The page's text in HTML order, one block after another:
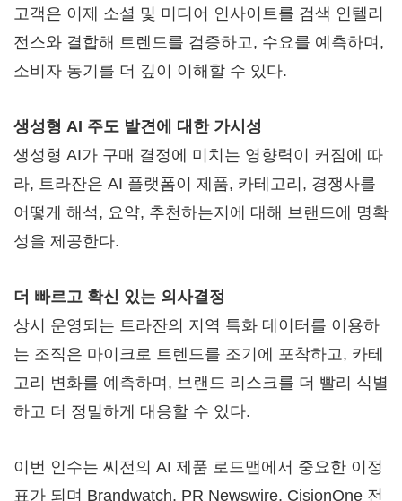
고객은 이제 소셜 및 미디어 인사이트를 검색 인텔리
전스와 결합해 트렌드를 검증하고, 수요를 예측하며,
소비자 동기를 더 깊이 이해할 수 있다.
생성형 AI 주도 발견에 대한 가시성
생성형 AI가 구매 결정에 미치는 영향력이 커짐에 따
라, 트라잔은 AI 플랫폼이 제품, 카테고리, 경쟁사를
어떻게 해석, 요약, 추천하는지에 대해 브랜드에 명확
성을 제공한다.
더 빠르고 확신 있는 의사결정
상시 운영되는 트라잔의 지역 특화 데이터를 이용하
는 조직은 마이크로 트렌드를 조기에 포착하고, 카테
고리 변화를 예측하며, 브랜드 리스크를 더 빨리 식별
하고 더 정밀하게 대응할 수 있다.
이번 인수는 씨전의 AI 제품 로드맵에서 중요한 이정
표가 되며 Brandwatch, PR Newswire, CisionOne 전